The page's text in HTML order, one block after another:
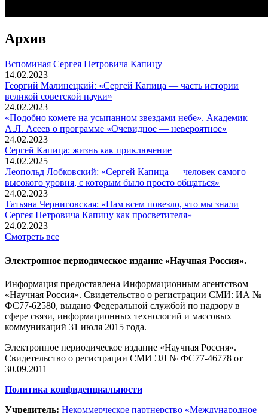
Архив
Вспоминaя Сергея Петровича Капицу
14.02.2023
Георгий Малинецкий: «Сергей Капица — часть истории
великой советской науки»
24.02.2023
«Подобно комете на усыпанном звездами небе». Академик
А.Л. Асеев о программе «Очевидное — невероятное»
24.02.2023
Сергей Капица: жизнь как приключение
14.02.2025
Леопольд Лобковский: «Сергей Капица — человек самого
высокого уровня, с которым было просто общаться»
24.02.2023
Татьяна Черниговская: «Нам всем повезло, что мы знали
Сергея Петровича Капицу как просветителя»
24.02.2023
Смотреть все
Электронное периодическое издание «Научная Россия».
Информация предоставлена Информационным агентством
«Научная Россия». Свидетельство о регистрации СМИ: ИА №
ФС77-62580, выдано Федеральной службой по надзору в
сфере связи, информационных технологий и массовых
коммуникаций 31 июля 2015 года.
Электронное периодическое издание «Научная Россия».
Свидетельство о регистрации СМИ ЭЛ № ФС77-46778 от
30.09.2011
Политика конфиденциальности
Учредитель: Некоммерческое партнерство «Международное